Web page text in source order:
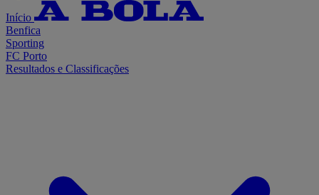
Início
Benfica
Sporting
FC Porto
Resultados e Classificações